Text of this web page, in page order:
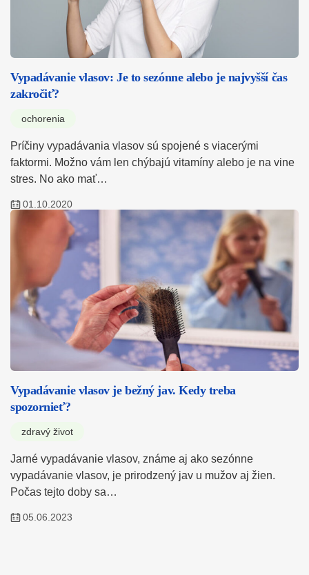
Vypadávanie vlasov: Je to sezónne alebo je najvyšší čas
zakročiť?
ochorenia
Príčiny vypadávania vlasov sú spojené s viacerými
faktormi. Možno vám len chýbajú vitamíny alebo je na vine
stres. No ako mať…
01.10.2020
Vypadávanie vlasov je bežný jav. Kedy treba
spozornieť?
zdravý život
Jarné vypadávanie vlasov, známe aj ako sezónne
vypadávanie vlasov, je prirodzený jav u mužov aj žien.
Počas tejto doby sa…
05.06.2023